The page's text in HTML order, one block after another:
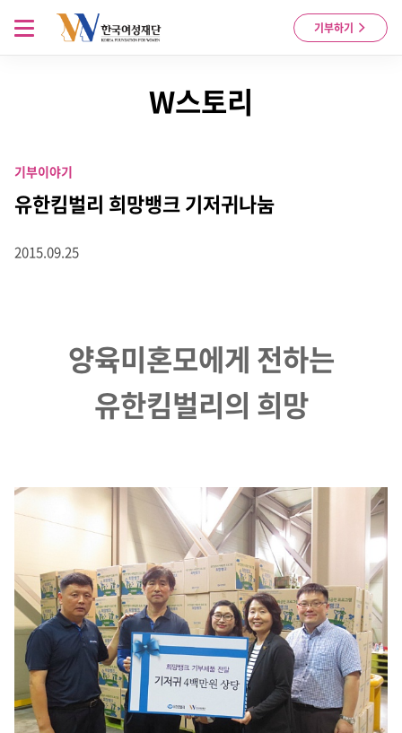
Skip to content
기부하기
메뉴 열기
W스토리
기부이야기
유한킴벌리 희망뱅크 기저귀나눔
2015.09.25
양육미혼모에게 전하는
유한킴벌리의 희망